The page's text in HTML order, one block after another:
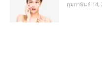
กุมภาพันธ์ 14,